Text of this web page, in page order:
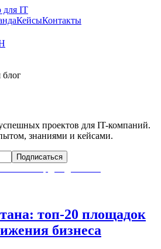
для IT
КейсыКонтакты
проектов для IT-компаний.
знаниями и кейсами.
Подписаться
топ-20 площадок
бизнеса